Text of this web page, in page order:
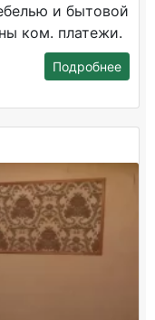
и бытовой
ком. платежи.
Подробнее